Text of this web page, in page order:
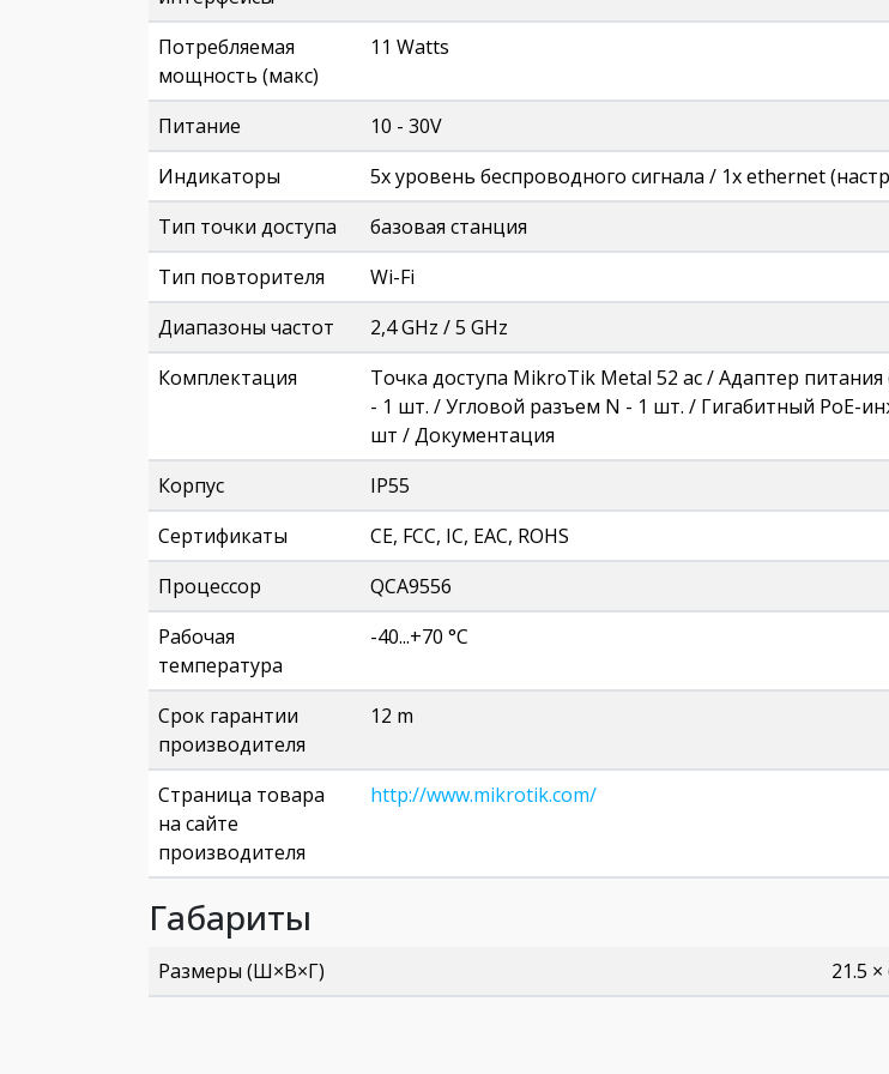
Потребляемая
мощность (макс)
11 Watts
Питание
10 - 30V
Индикаторы
5х уровень беспроводного сигнала / 1x ethernet
Тип точки доступа
базовая станция
Тип повторителя
Wi-Fi
Диапазоны частот
2,4 GHz / 5 GHz
Комплектация
Точка доступа MikroTik Metal 52 ac / Адаптер
- 1 шт. / Угловой разъем N - 1 шт. / Гигабитный PoE-
шт / Документация
Корпус
IP55
Сертификаты
CE, FCC, IC, EAC, ROHS
Процессор
QCA9556
Рабочая
температура
-40...+70 °C
Срок гарантии
производителя
12 m
Страница товара
на сайте
производителя
http://www.mikrotik.com/
Габариты
Размеры (Ш×В×Г) 21.5 ×